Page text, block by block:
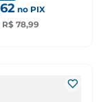
62 no PIX
R$ 78,99